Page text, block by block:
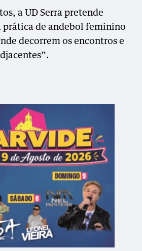
a UD Serra pretende
prática de andebol feminino
decorrem os encontros e